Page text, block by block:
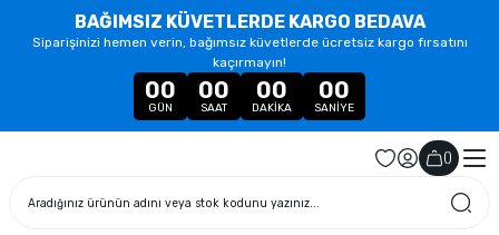
BAĞIMSIZ KÜVETLERDE KARGO BEDAVA
Siparişinizi hemen verin, bağımsız küvetlerde ücretsiz kargo fırsatını
kaçırmayın!
00
GÜN
00
SAAT
00
DAKIKA
00
SANIYE
()